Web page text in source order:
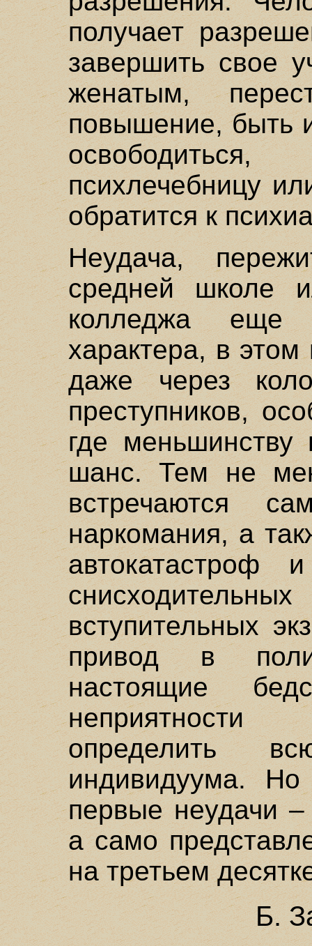
получает
завершить свое
женатым,
повышение, быть
психлечебницу
обратится к
Неудача,
средней школе
колледжа еще
характера, в
даже через
преступников,
где
шанс. Тем не
встречаются
наркомания, а
вступительных
привод в
настоящие
неприятности
определить
индивидуума.
первые неудачи
а само
на третьем
Б.